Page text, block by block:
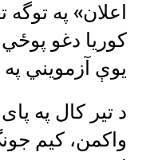
اعلان» په
کوریا دغو پوځي
یوې آزمویني
د تیر کال په
واکمن، کیم